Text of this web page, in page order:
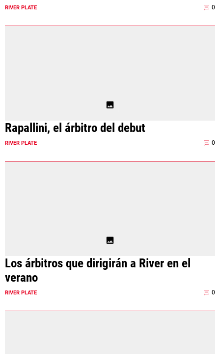
RIVER PLATE 0
Rapallini, el árbitro del debut
RIVER PLATE 0
Los árbitros que dirigirán a River en el
verano
RIVER PLATE 0